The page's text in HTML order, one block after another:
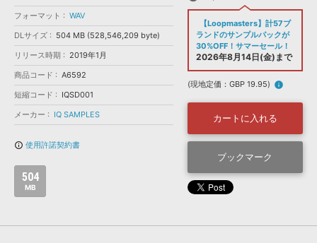
DAW »
効果音 »
BGM »
SONICWIREブログ »
FAQ »
お問い合わせ »
楽曲配信流通 サービス
無償のサウンド管理ソフト
次世代型 ボーカル・エディタ
APS
フォーマット
ランキング
フォーマット
WAV
DLサイズ
504 MB (528,546,209 byte)
リリース時期
2019年1月
商品コード
A6592
短縮コード
IQSD001
メーカー
IQ SAMPLES
info_outline 使用許諾契約書
504
MB
【Loopmasters】計57ブ
ランドのサンプルパックが
30%OFF！サマーセール！
2026年8月14日(金)まで
(現地定価：GBP 19.95) info
カートに入れる
ブックマーク